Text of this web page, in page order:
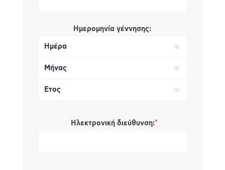
Ημερομηνία γέννησης:
Ηλεκτρονική διεύθυνση:*